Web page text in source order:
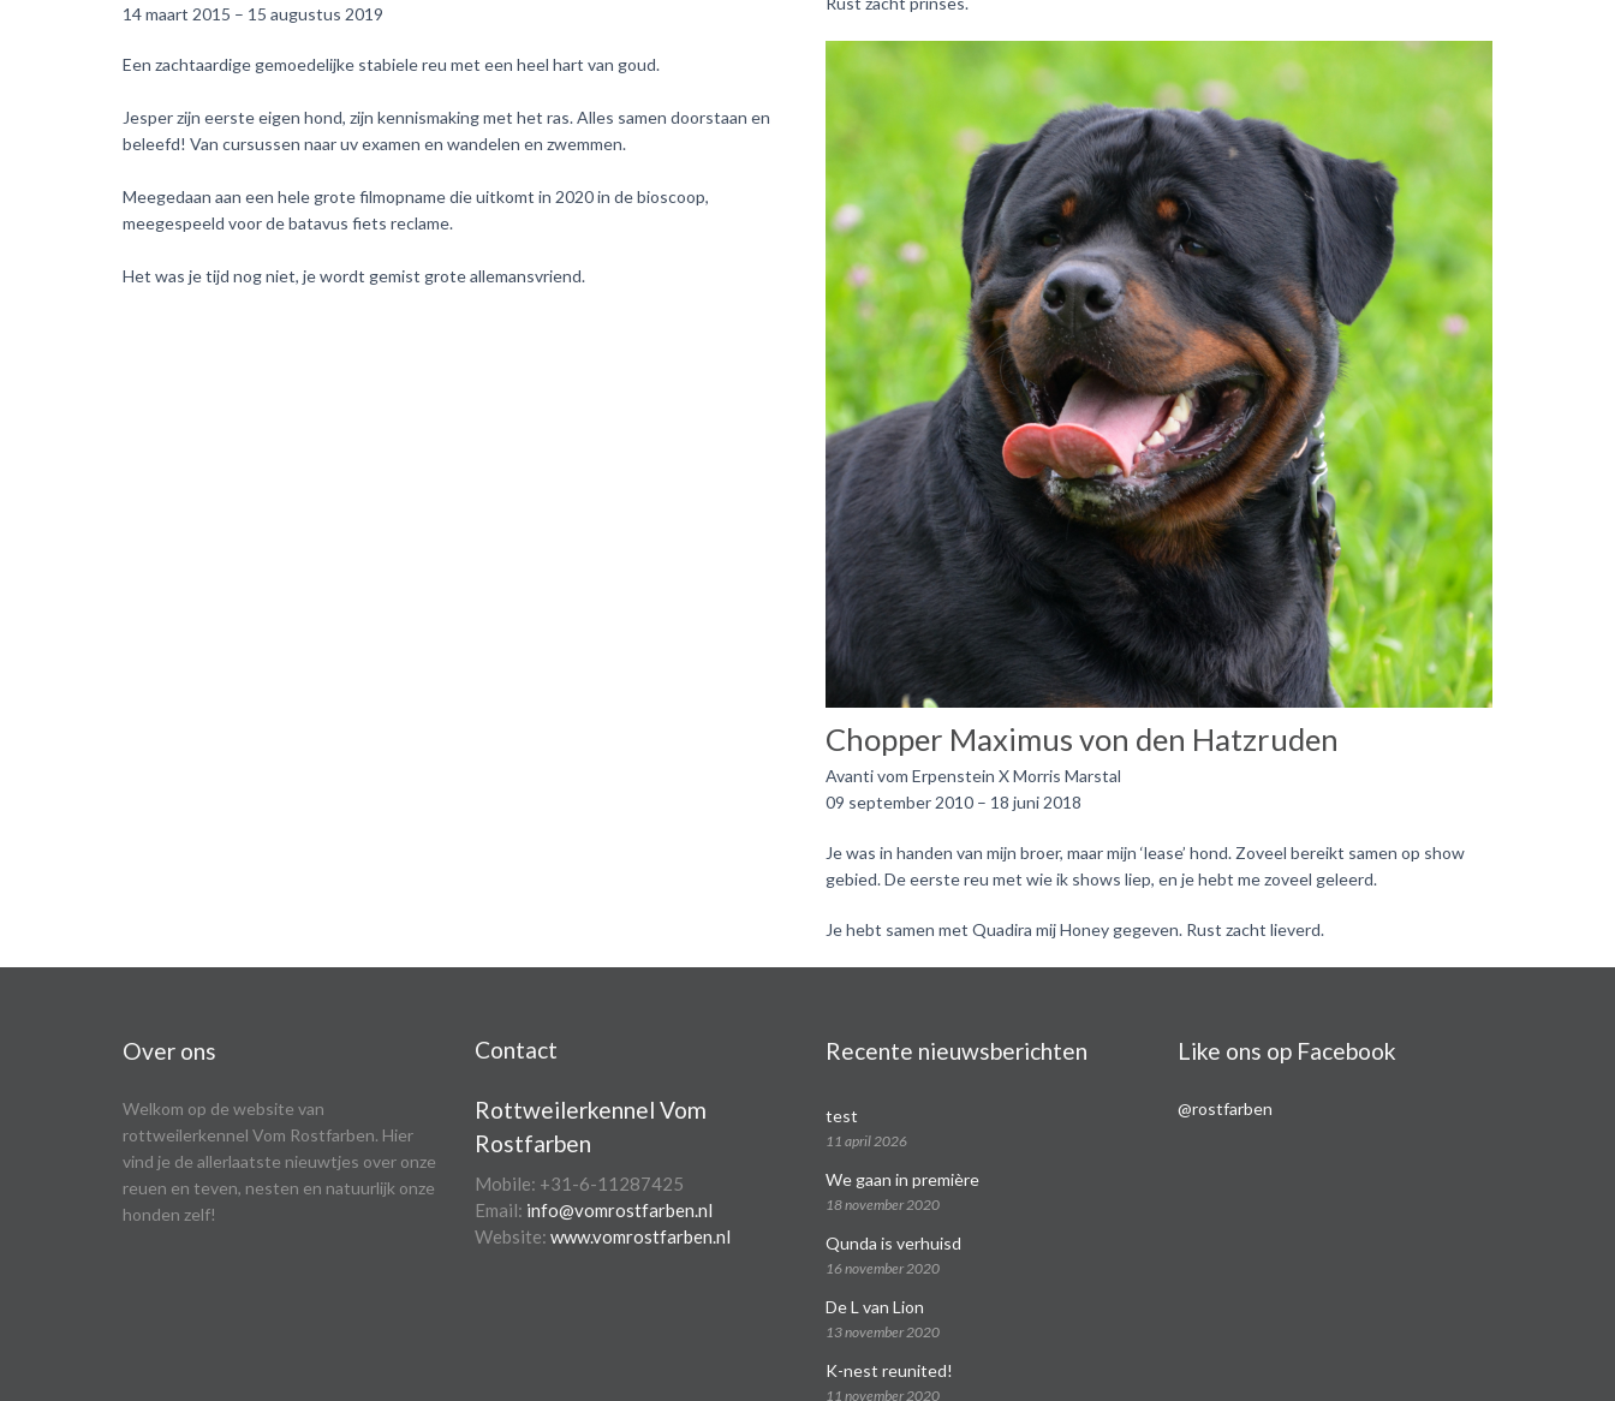
14 maart 2015 – 15 augustus 2019
Een zachtaardige gemoedelijke stabiele reu met een heel hart van goud.
Jesper zijn eerste eigen hond, zijn kennismaking met het ras. Alles samen doorstaan en
beleefd! Van cursussen naar uv examen en wandelen en zwemmen.
Meegedaan aan een hele grote filmopname die uitkomt in 2020 in de bioscoop,
meegespeeld voor de batavus fiets reclame.
Het was je tijd nog niet, je wordt gemist grote allemansvriend.
Chopper Maximus von den Hatzruden
Avanti vom Erpenstein X Morris Marstal
09 september 2010 – 18 juni 2018
Je was in handen van mijn broer, maar mijn ‘lease’ hond. Zoveel bereikt samen op show
gebied. De eerste reu met wie ik shows liep, en je hebt me zoveel geleerd.
Je hebt samen met Quadira mij Honey gegeven. Rust zacht lieverd.
Over ons
Welkom op de website van
rottweilerkennel Vom Rostfarben. Hier
vind je de allerlaatste nieuwtjes over onze
reuen en teven, nesten en natuurlijk onze
honden zelf!
Contact
Rottweilerkennel Vom
Rostfarben
Mobile: +31-6-11287425
Email: info@vomrostfarben.nl
Website: www.vomrostfarben.nl
Recente nieuwsberichten
test
11 april 2026
We gaan in première
18 november 2020
Qunda is verhuisd
16 november 2020
De L van Lion
13 november 2020
K-nest reunited!
11 november 2020
Like ons op Facebook
@rostfarben